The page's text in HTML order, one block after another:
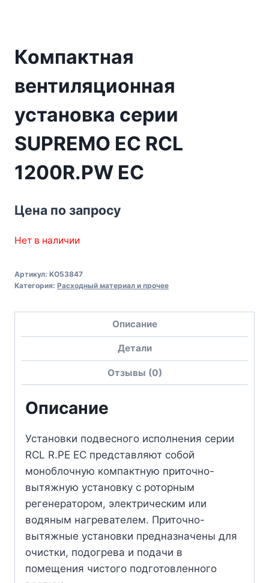
Компактная
вентиляционная
установка серии
SUPREMO EC RCL
1200R.PW EC
Цена по запросу
Нет в наличии
Артикул: KO53847
Категория: Расходный материал и прочее
Описание
Детали
Отзывы (0)
Описание
Установки подвесного исполнения серии
RCL R.PE EC представляют собой
моноблочную компактную приточно-
вытяжную установку с роторным
регенератором, электрическим или
водяным нагревателем. Приточно-
вытяжные установки предназначены для
очистки, подогрева и подачи в
помещения чистого подготовленного